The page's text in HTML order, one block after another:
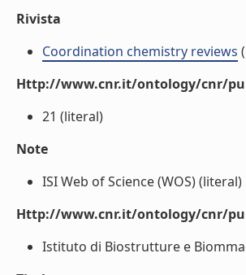
Rivista
Coordination chemistry reviews
Http://www.cnr.it/ontology/cnr/
21 (literal)
Note
ISI Web of Science (WOS) (literal)
Http://www.cnr.it/ontology/cnr/
Istituto di Biostrutture e